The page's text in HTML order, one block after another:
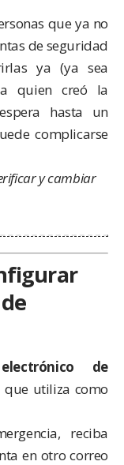
que ya no
de seguridad
ya (ya sea
a quien creó la
hasta un
complicarse
y cambiar
de
que utiliza como
reciba
en otro correo